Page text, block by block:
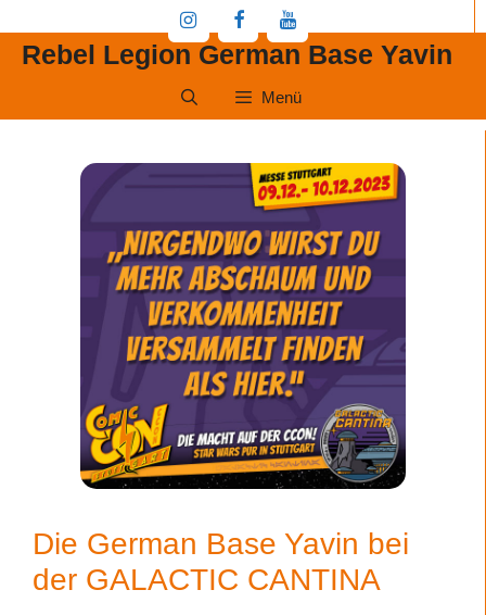
Inhalt
springen
Rebel Legion German Base Yavin
Menü
Die German Base Yavin bei
der GALACTIC CANTINA